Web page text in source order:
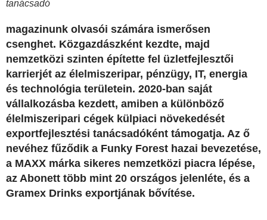
tanácsadó
magazinunk olvasói számára ismerősen
csenghet. Közgazdászként kezdte, majd
nemzetközi szinten építette fel üzletfejlesztői
karrierjét az élelmiszeripar, pénzügy, IT, energia
és technológia területein. 2020-ban saját
vállalkozásba kezdett, amiben a különböző
élelmiszeripari cégek külpiaci növekedését
exportfejlesztési tanácsadóként támogatja. Az ő
nevéhez fűződik a Funky Forest hazai bevezetése,
a MAXX márka sikeres nemzetközi piacra lépése,
az Abonett több mint 20 országos jelenléte, és a
Gramex Drinks exportjának bővítése.